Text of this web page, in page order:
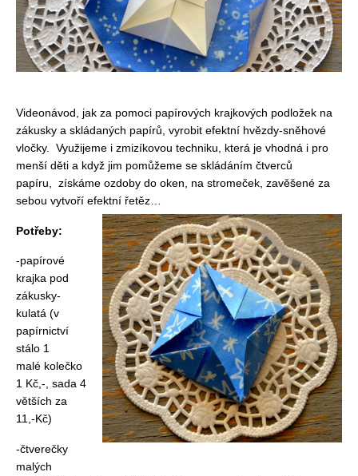
Videonávod, jak za pomoci papírových krajkových podložek na
zákusky a skládaných papírů, vyrobit efektní hvězdy-sněhové
vločky. Využijeme i zmizíkovou techniku, která je vhodná i pro
menší děti a když jim pomůžeme se skládáním čtverců
papíru, získáme ozdoby do oken, na stromeček, zavěšené za
sebou vytvoří efektní řetěz…
Potřeby:
-papírové
krajka pod
zákusky-
kulatá (v
papírnictví
stálo 1
malé kolečko
1 Kč,-, sada 4
větších za
11,-Kč)
-čtverečky
malých